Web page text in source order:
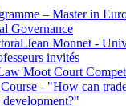
– Master in
Governance
Jean Monnet -
invités
Moot Court
- "How can
development?"